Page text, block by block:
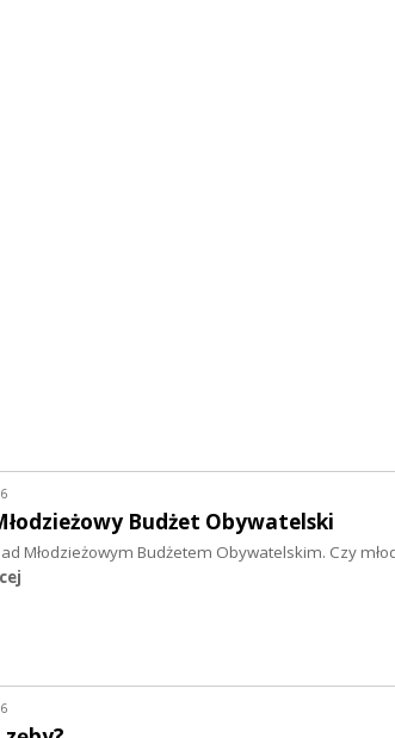
Budżet Obywatelski
Młodzieżowym Budżetem Obywatelskim. Czy